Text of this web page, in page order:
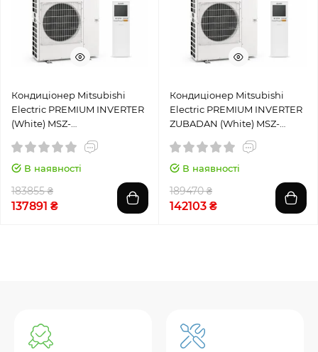
Кондиціонер Mitsubishi
Electric PREMIUM INVERTER
(White) MSZ-
В наявності
183855 ₴
137891 ₴
Кондиціонер Mitsubishi
Electric PREMIUM INVERTER
ZUBADAN (White) MSZ-
В наявності
189470 ₴
142103 ₴